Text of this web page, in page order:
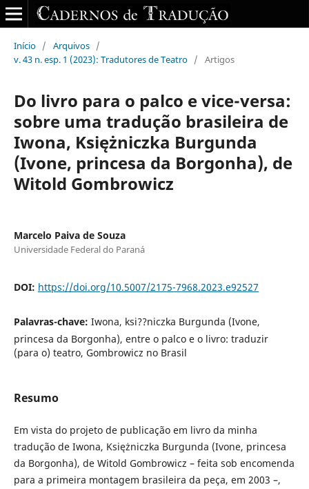
Início / Arquivos /
v. 43 n. esp. 1 (2023): Tradutores de Teatro / Artigos
Do livro para o palco e vice-versa:
sobre uma tradução brasileira de
Iwona, Księżniczka Burgunda
(Ivone, princesa da Borgonha), de
Witold Gombrowicz
Marcelo Paiva de Souza
Universidade Federal do Paraná
DOI: https://doi.org/10.5007/2175-7968.2023.e92527
Palavras-chave: Iwona, ksi??niczka Burgunda (Ivone,
princesa da Borgonha), entre o palco e o livro: traduzir
(para o) teatro, Gombrowicz no Brasil
Resumo
Em vista do projeto de publicação em livro da minha
tradução de Iwona, Księżniczka Burgunda (Ivone, princesa
da Borgonha), de Witold Gombrowicz – feita sob encomenda
para a primeira montagem brasileira da peça, em 2003 –,